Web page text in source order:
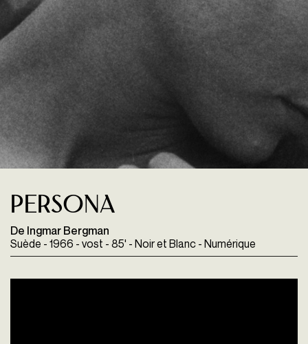
Persona
De Ingmar Bergman
Suède - 1966 - vost - 85' - Noir et Blanc - Numérique